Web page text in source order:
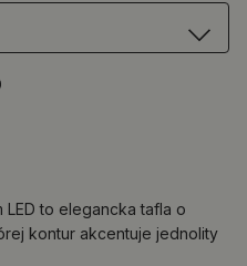
LED to elegancka tafla o
kontur akcentuje jednolity